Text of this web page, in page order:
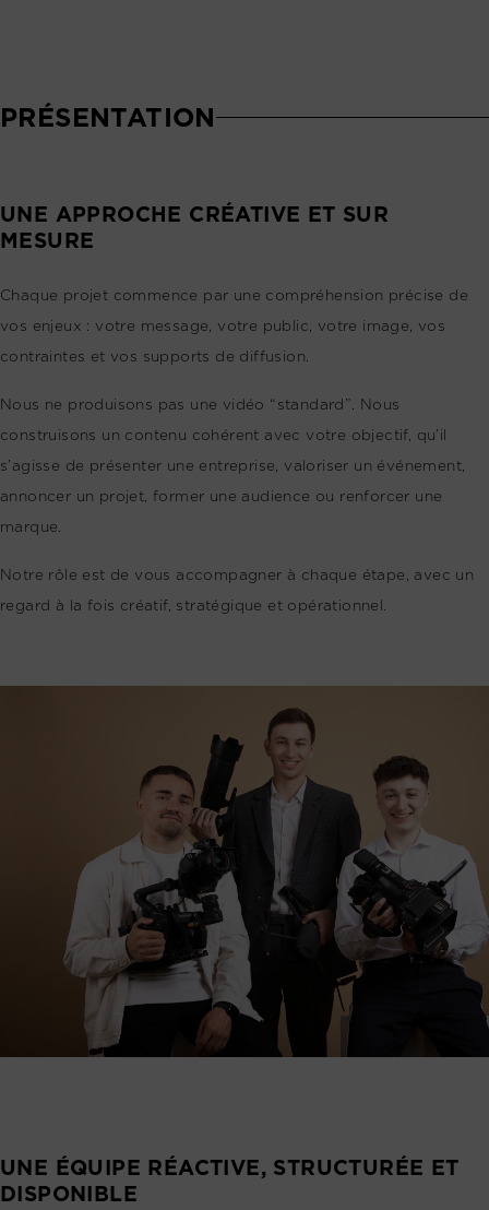
PRÉSENTATION
UNE APPROCHE CRÉATIVE ET SUR
MESURE
Chaque projet commence par une compréhension précise de
vos enjeux : votre message, votre public, votre image, vos
contraintes et vos supports de diffusion.
Nous ne produisons pas une vidéo “standard”. Nous
construisons un contenu cohérent avec votre objectif, qu’il
s’agisse de présenter une entreprise, valoriser un événement,
annoncer un projet, former une audience ou renforcer une
marque.
Notre rôle est de vous accompagner à chaque étape, avec un
regard à la fois créatif, stratégique et opérationnel.
UNE ÉQUIPE RÉACTIVE, STRUCTURÉE ET
DISPONIBLE